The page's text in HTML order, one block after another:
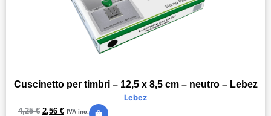
Cuscinetto per timbri – 12,5 x 8,5 cm – neutro – Lebez
Lebez
4,25€ 2,56 € IVA inc.